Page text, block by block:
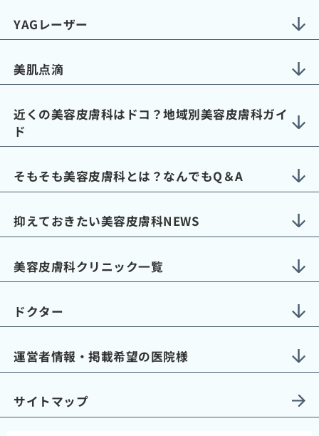
YAGレーザー
美肌点滴
近くの美容皮膚科はドコ？地域別美容皮膚科ガイ
ド
そもそも美容皮膚科とは？なんでもQ＆A
抑えておきたい美容皮膚科NEWS
美容皮膚科クリニック一覧
ドクター
運営者情報・掲載希望の医院様
サイトマップ